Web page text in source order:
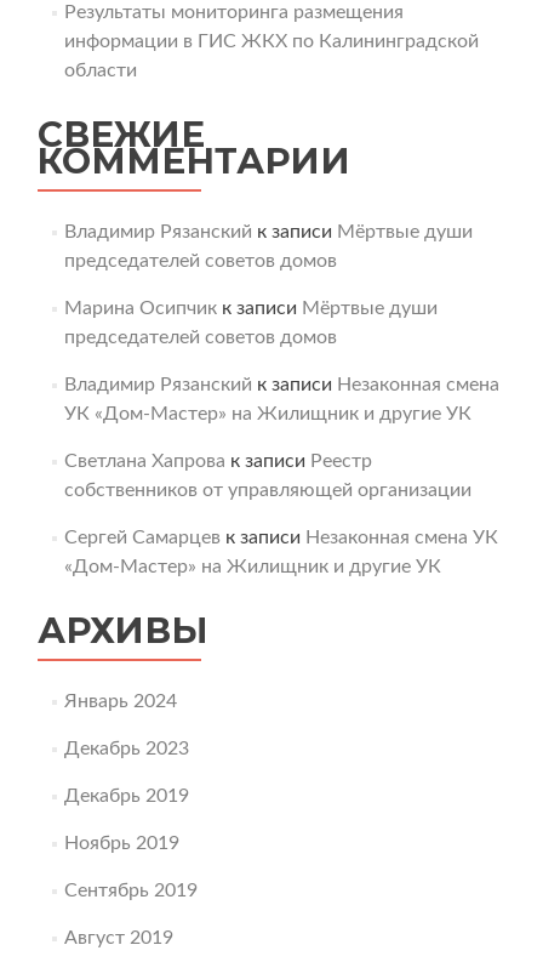
Результаты мониторинга размещения
информации в ГИС ЖКХ по Калининградской
области
СВЕЖИЕ
КОММЕНТАРИИ
Владимир Рязанский к записи Мёртвые души
председателей советов домов
Марина Осипчикк записи Мёртвые души
председателей советов домов
Владимир Рязанский к записи Незаконная смена
УК «Дом-Мастер» на Жилищник и другие УК
Светлана Хапрова к записи Реестр
собственников от управляющей организации
Сергей Самарцевк записи Незаконная смена УК
«Дом-Мастер» на Жилищник и другие УК
АРХИВЫ
Январь 2024
Декабрь 2023
Декабрь 2019
Ноябрь 2019
Сентябрь 2019
Август 2019